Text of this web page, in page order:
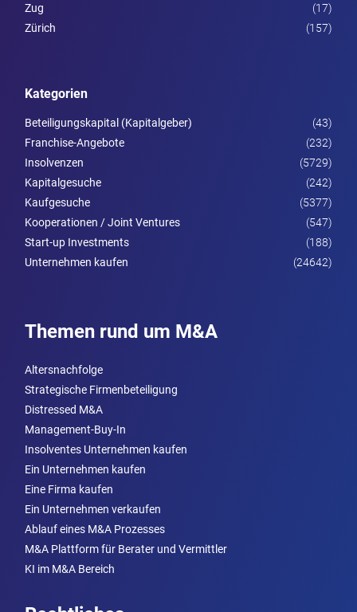
Zug
(17)
Zürich
(157)
Kategorien
Beteiligungskapital (Kapitalgeber)
(43)
Franchise-Angebote
(232)
Insolvenzen
(5729)
Kapitalgesuche
(242)
Kaufgesuche
(5377)
Kooperationen / Joint Ventures
(547)
Start-up Investments
(188)
Unternehmen kaufen
(24642)
Themen rund um M&A
Altersnachfolge
Strategische Firmenbeteiligung
Distressed M&A
Management-Buy-In
Insolventes Unternehmen kaufen
Ein Unternehmen kaufen
Eine Firma kaufen
Ein Unternehmen verkaufen
Ablauf eines M&A Prozesses
M&A Plattform für Berater und Vermittler
KI im M&A Bereich